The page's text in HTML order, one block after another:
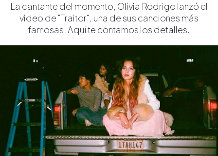
La cantante del momento, Olivia Rodrigo lanzó el
video de "Traitor", una de sus canciones más
famosas. Aquí te contamos los detalles.